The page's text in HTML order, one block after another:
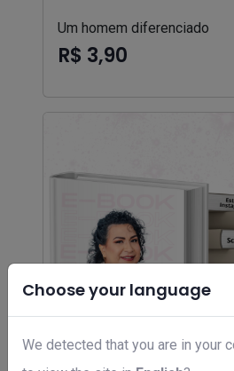
Choose your language
We detected that you are in your
Um homem diferenciado
R$ 3,90